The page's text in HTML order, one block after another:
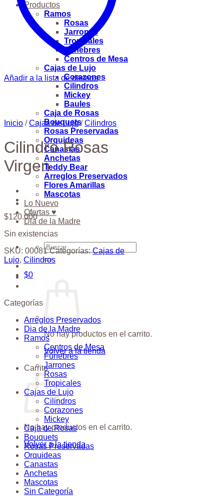
Productos
Ramos
Rosas
Jarrones
Tropicales
Fúnebres
Centros de Mesa
Cajas de Lujo
Corazones
Cilindros
Mickey
Baules
Caja de Rosas
Bouquets
Rosas Preservadas
Orquideas
Canastas
Anchetas
Teddy Bear
Arreglos Preservados
Flores Amarillas
Mascotas
Lo Nuevo
Ofertas ♥
Dia de la Madre
Buscar
por:
$0
No hay productos en el carrito.
Volver a la tienda
Carrito
No hay productos en el carrito.
Volver a la tienda
Añadir a la lista de deseos
Inicio / Cajas de Lujo / Cilindros
Cilindro Rosas
Virgen
$120.000
Sin existencias
SKU: 00081 Categorías:Cajas de
Lujo, Cilindros
Categorías
Arreglos Preservados
Dia de la Madre
Ramos
Centros de Mesa
Fúnebres
Jarrones
Rosas
Tropicales
Cajas de Lujo
Cilindros
Corazones
Mickey
Caja de Rosas
Bouquets
Rosas Preservadas
Orquideas
Canastas
Anchetas
Mascotas
Sin Categoría